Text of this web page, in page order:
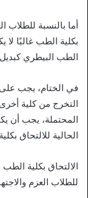
أما بالنسبة للطلاب
بكلية الطب غالبًا
الطب البيطري
في الختام، يجب على
التخرج من كلية
المحتملة، يجب أن
الحالية للالتحاق
الالتحاق بكلية
للطلاب العزم